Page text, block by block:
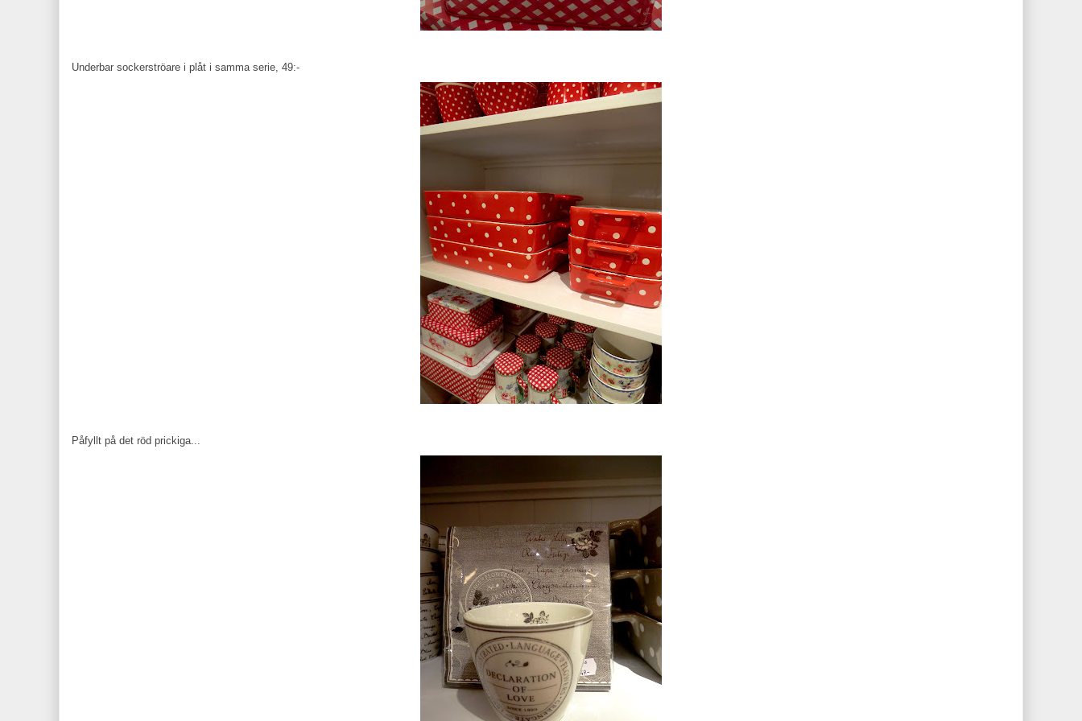
Underbar sockerströare i plåt i samma serie, 49:-
Påfyllt på det röd prickiga...